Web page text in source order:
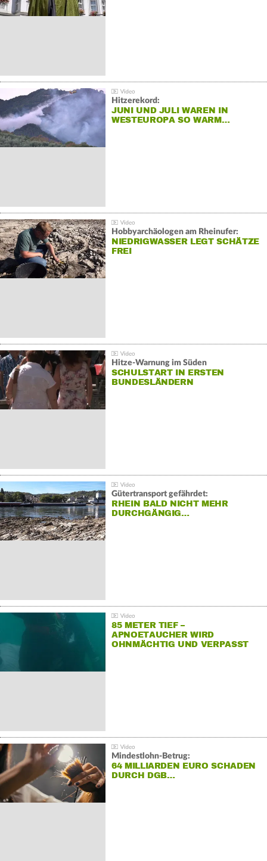
Hitzerekord:
JUNI UND JULI WAREN IN
WESTEUROPA SO WARM…
Hobbyarchäologen am Rheinufer:
NIEDRIGWASSER LEGT SCHÄTZE
FREI
Hitze-Warnung im Süden
SCHULSTART IN ERSTEN
BUNDESLÄNDERN
Gütertransport gefährdet:
RHEIN BALD NICHT MEHR
DURCHGÄNGIG…
85 METER TIEF –
APNOETAUCHER WIRD
OHNMÄCHTIG UND VERPASST
Mindestlohn-Betrug:
64 MILLIARDEN EURO SCHADEN
DURCH DGB…